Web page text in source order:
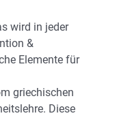
wird in jeder
&
Elemente für
griechischen
Diese